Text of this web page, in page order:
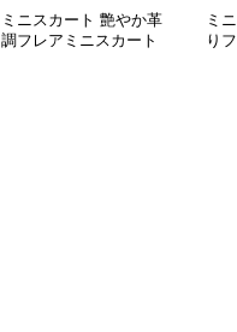
ミニスカート 艶やか革
調フレアミニスカート
ミ
り